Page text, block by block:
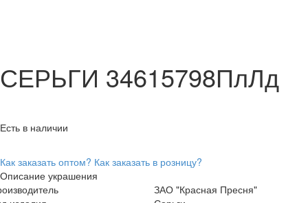
СЕРЬГИ 34615798ПлЛд
Есть в наличии
Как заказать оптом? Как заказать в розницу?
Описание украшения
ЗАО "Красная Пресня"